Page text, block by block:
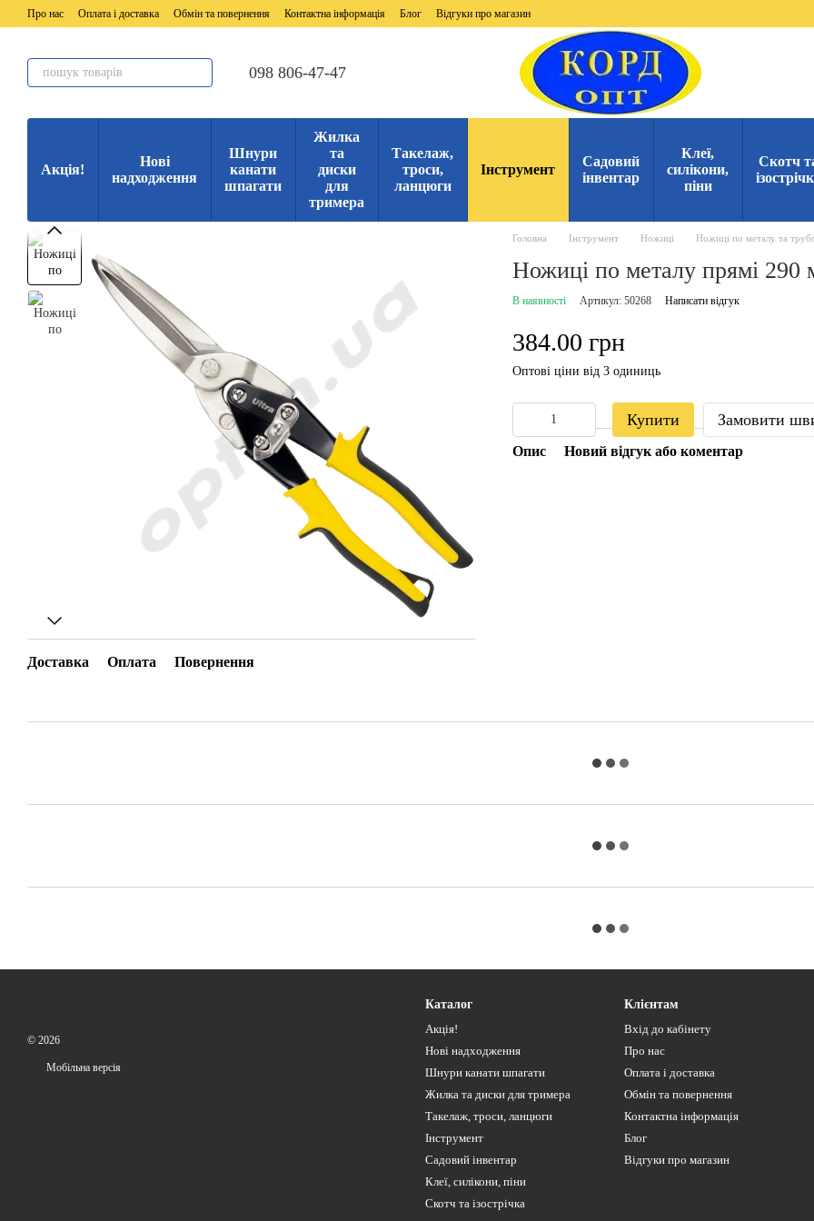
Перейти до основного контенту
Про нас Оплата і доставка Обмін та повернення Контактна інформація Блог Відгуки про магазин
098 806-47-47
Акція!
Нові
надходження
Шнури
канати
шпагати
Жилка
та
диски
для
тримера
Такелаж,
троси,
ланцюги
Інструмент
Садовий
інвентар
Клеї,
силікони,
піни
Скотч
Доставка Оплата Повернення
Головна Інструмент Ножиці Ножиці по металу та
Ножиці по металу прямі
В наявності Артикул: 50268 Написати відгук
384.00 грн
Оптові ціни від 3 одиниць
Купити Замовити
Опис Новий відгук або коментар
© 2026
Мобільна версія
Каталог
Акція!
Нові надходження
Шнури канати шпагати
Жилка та диски для тримера
Такелаж, троси, ланцюги
Інструмент
Садовий інвентар
Клеї, силікони, піни
Скотч та ізострічка
Клієнтам
Вхід до кабінету
Про нас
Оплата і доставка
Обмін та повернення
Контактна інформація
Блог
Відгуки про магазин